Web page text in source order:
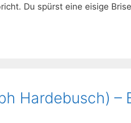
Du spürst eine eisige
Hardebusch) –